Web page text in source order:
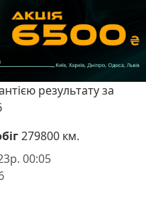
результату за
279800 км.
00:05